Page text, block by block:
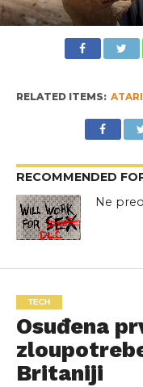
RELATED ITEMS:
RECOMMENDED
Ne
TECH
Osuđena
Britaniji